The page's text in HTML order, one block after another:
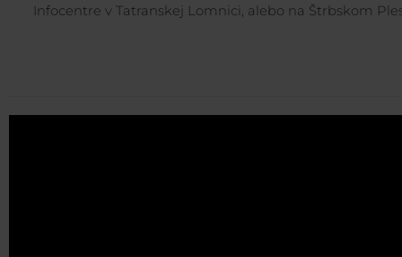
Infocentre v Tatranskej Lomnici, alebo na Štrbskom